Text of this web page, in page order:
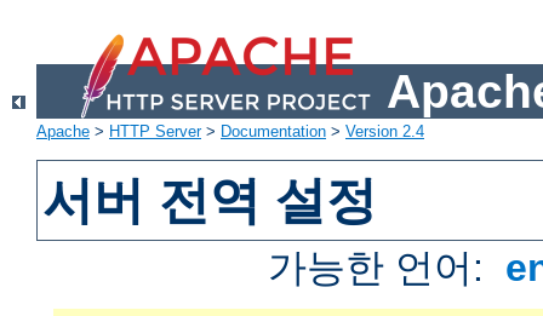
Apache > HTTP Server> Documentation > Version 2.4
서버 전역 설정
가능한 언어: